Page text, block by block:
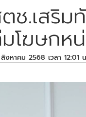
ช.เสริม
โฆษกห
งหาคม 2568 เวลา 12:01